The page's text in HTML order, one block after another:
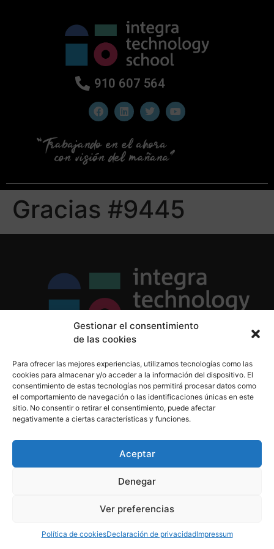
Gestionar el consentimiento
de las cookies
Para ofrecer las mejores experiencias, utilizamos tecnologías como las
cookies para almacenar y/o acceder a la información del dispositivo. El
consentimiento de estas tecnologías nos permitirá procesar datos como
el comportamiento de navegación o las identificaciones únicas en este
sitio. No consentir o retirar el consentimiento, puede afectar
negativamente a ciertas características y funciones.
Aceptar
Denegar
Ver preferencias
Política de cookiesDeclaración de privacidadImpressum
910 607 564
Gracias #9445
Política de Cookies
Aviso Legal
910 607 564
derechos reservados